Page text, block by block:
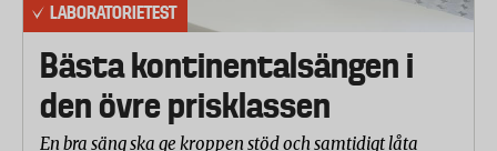
LABORATORIETEST
Bästa kontinentalsängen i
den övre prisklassen
En bra säng ska ge kroppen stöd och samtidigt låta